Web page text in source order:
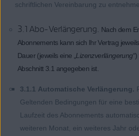
schriftlichen Vereinbarung zu
3.1 Abo-Verlängerung. Nach dem
Abonnements kann sich Ihr Vertrag
Dauer (jeweils eine „Lizenzverlängerung
Abschnitt 3.1 angegeben ist.
3.1.1 Automatische Verlängerung.
Geltenden Bedingungen für eine
Laufzeit des Abonnements
weiteren Monat, ein weiteres Jahr